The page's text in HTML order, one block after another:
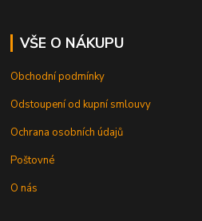
VŠE O NÁKUPU
Obchodní podmínky
Odstoupení od kupní smlouvy
Ochrana osobních údajů
Poštovné
O nás